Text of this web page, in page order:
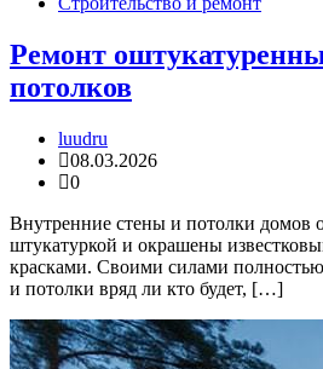
Ремонт
потолков
luudru
08.03.2026
0
Внутренние стены и потолки домов
штукатуркой и окрашены
красками. Своими силами
и потолки вряд ли кто будет, […]